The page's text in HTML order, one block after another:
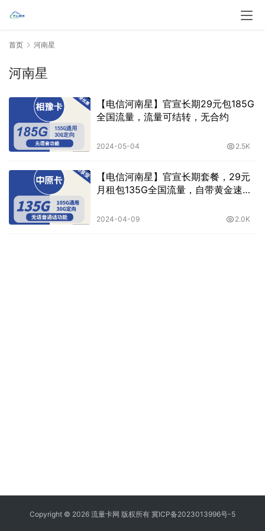
首页 河南星
河南星
【电信河南星】官宣长期29元包185G
全国流量，流量可结转，无合约
2024-05-04 2.5K
【电信河南星】官宣长期套餐，29元
月租包135G全国流量，自带黄金速率
2024-04-09 2.0K
Copyright © 2026 流量卡网 版权所有 冀ICP备2023013996号-5